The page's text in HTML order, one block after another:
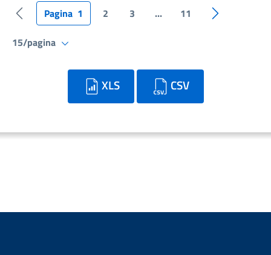
Pagina precedente
Pagina 1 2 3 ... 11
Pagina
15/pagina
XLS CSV